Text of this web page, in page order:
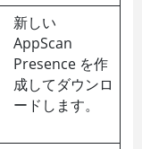
新しい
AppScan
Presence を作
成してダウンロ
ードします。